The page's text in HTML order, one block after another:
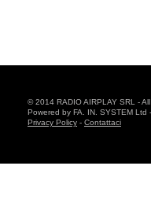
© 2014 RADIO AIRPLAY SRL -
Powered by FA. IN. SYSTEM Ltd
Privacy Policy - Contattaci